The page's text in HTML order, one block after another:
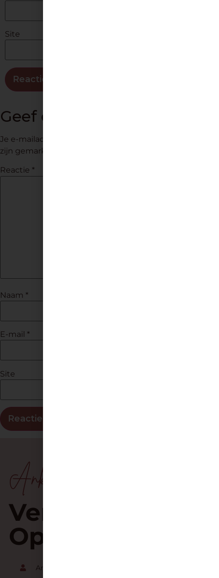
Site
Geef een reactie
Je e-mailadres wordt niet gepubliceerd.
zijn gemarkeerd met
Reactie *
Naam *
E-mail *
Site
Anky De Frangh
Verbindend
Opvoeden
Anky de Frangh